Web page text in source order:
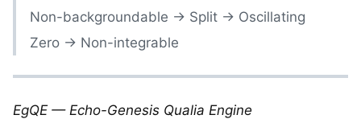
Non-backgroundable → Split → Oscillating
Zero → Non-integrable
EgQE — Echo-Genesis Qualia Engine